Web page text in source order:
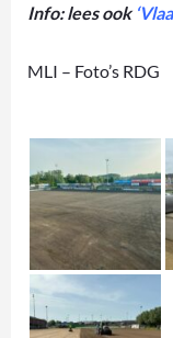
Info: lees ook
MLI – Foto’s RDG